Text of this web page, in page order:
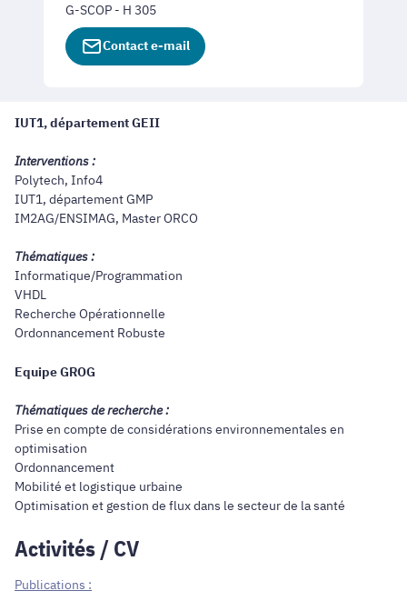
G-SCOP - H 305
Contact e-mail
IUT1, département GEII
Interventions :
Polytech, Info4
IUT1, département GMP
IM2AG/ENSIMAG, Master ORCO
Thématiques :
Informatique/Programmation
VHDL
Recherche Opérationnelle
Ordonnancement Robuste
Equipe GROG
Thématiques de recherche :
Prise en compte de considérations environnementales en
optimisation
Ordonnancement
Mobilité et logistique urbaine
Optimisation et gestion de flux dans le secteur de la santé
Activités / CV
Publications :